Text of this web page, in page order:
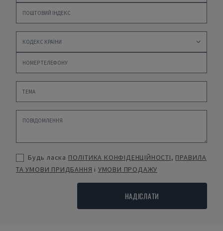
Будь ласка ПОЛІТИКА КОНФІДЕНЦІЙНОСТІ, ПРАВИЛА
ТА УМОВИ ПРИДБАННЯ і УМОВИ ПРОДАЖУ
НАДІСЛАТИ